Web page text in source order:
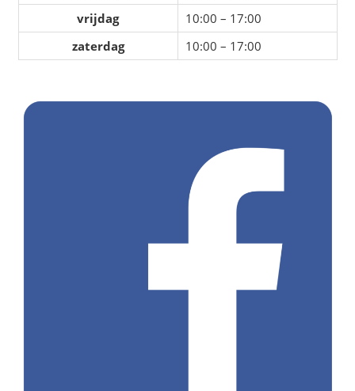
vrijdag
10:00 – 17:00
zaterdag
10:00 – 17:00